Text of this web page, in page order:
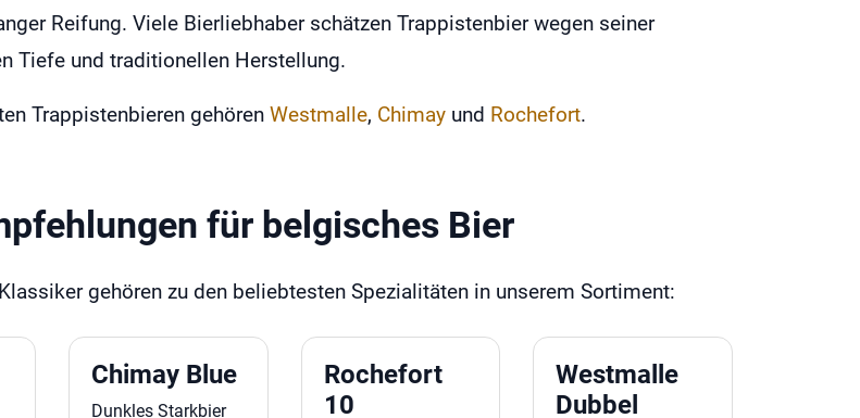
Reifung. Viele Bierliebhaber schätzen Trappistenbier wegen seiner
Tiefe und traditionellen Herstellung.
Trappistenbieren gehören Westmalle, Chimay und Rochefort.
für belgisches Bier
gehören zu den beliebtesten Spezialitäten in unserem Sortiment:
Chimay Blue
Dunkles Starkbier
Rochefort
10
Westmalle
Dubbel